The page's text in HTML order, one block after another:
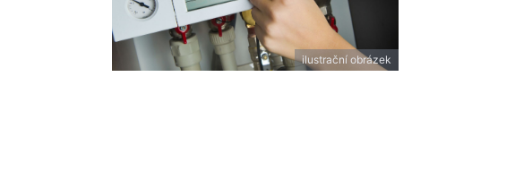
ilustrační obrázek